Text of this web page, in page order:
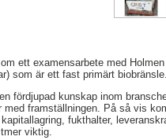
ett examensarbete med
som är ett fast primärt biobränsle.
fördjupad kunskap inom
med framställningen. På så vis
fukthalter,
viktig.